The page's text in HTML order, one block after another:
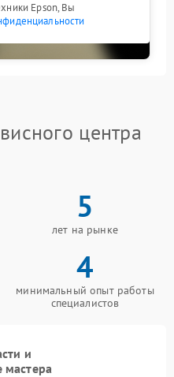
Epson, Вы
центра
5
лет на рынке
4
минимальный опыт работы
специалистов
и
мастера